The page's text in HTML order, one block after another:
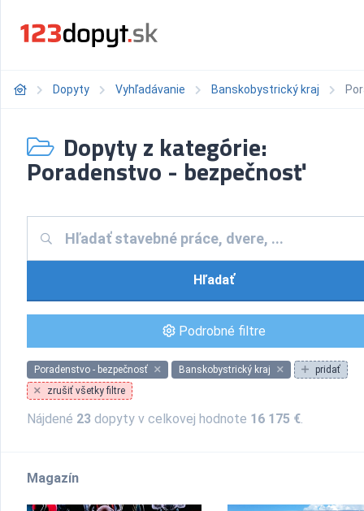
Dopyty Vyhľadávanie Banskobystrický kraj
Dopyty z kategórie:
Poradenstvo - bezpečnosť
Hľadať
Podrobné filtre
Poradenstvo - bezpečnosť Banskobystrický kraj
pridať
zrušiť všetky filtre
Nájdené 23 dopyty v celkovej hodnote 16 175 €.
Magazín